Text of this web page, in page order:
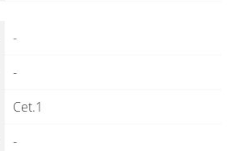
-
-
Cet.1
-